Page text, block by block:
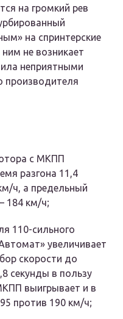
на громкий рев
на спринтерские
ним не возникает
неприятными
производителя
с МКПП
разгона 11,4
ч, а предельный
184 км/ч;
110-сильного
увеличивает
скорости до
секунды в пользу
выигрывает и в
против 190 км/ч;